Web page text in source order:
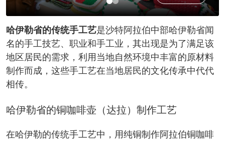
哈伊勒省的传统手工艺是沙特阿拉伯中部哈伊勒省闻
名的手工技艺、职业和手工业，其出现是为了满足该
地区居民的需求，利用当地自然环境中丰富的原材料
制作而成，这些手工艺在当地居民的文化传承中代代
相传。
哈伊勒省的铜咖啡壶（达拉）制作工艺
在哈伊勒的传统手工艺中，用纯铜制作阿拉伯铜咖啡